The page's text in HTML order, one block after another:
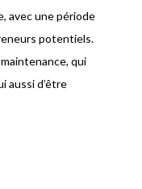
avec une période
potentiels.
qui
aussi d’être